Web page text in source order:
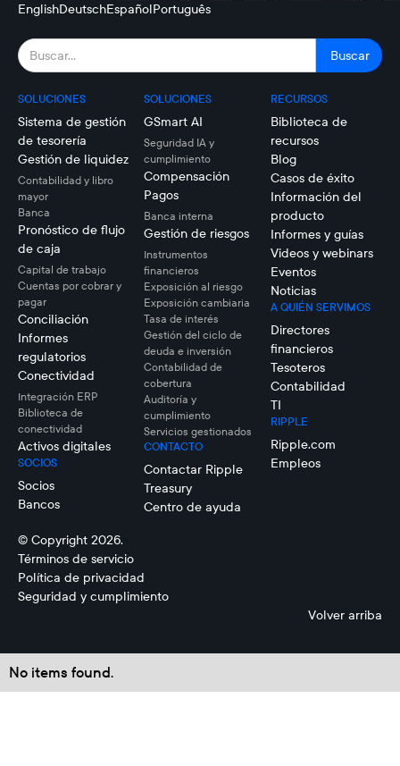
EnglishDeutschEspañolPortuguês
SOLUCIONES
Sistema de gestión
de tesorería
Gestión de liquidez
Contabilidad y libro
mayor
Banca
Pronóstico de flujo
de caja
Capital de trabajo
Cuentas por cobrar y
pagar
Conciliación
Informes
regulatorios
Conectividad
Integración ERP
Biblioteca de
conectividad
Activos digitales
SOCIOS
Socios
Bancos
SOLUCIONES
GSmart AI
Seguridad IA y
cumplimiento
Compensación
Pagos
Banca interna
Gestión de riesgos
Instrumentos
financieros
Exposición al riesgo
Exposición cambiaria
Tasa de interés
Gestión del ciclo de
deuda e inversión
Contabilidad de
cobertura
Auditoría y
cumplimiento
Servicios gestionados
CONTACTO
Contactar Ripple
Treasury
Centro de ayuda
RECURSOS
Biblioteca de
recursos
Blog
Casos de éxito
Información del
producto
Informes y guías
Videos y webinars
Eventos
Noticias
A QUIÉN SERVIMOS
Directores
financieros
Tesoteros
Contabilidad
TI
RIPPLE
Ripple.com
Empleos
© Copyright 2026.
Términos de servicio
Política de privacidad
Seguridad y cumplimiento
Volver arriba
No items found.